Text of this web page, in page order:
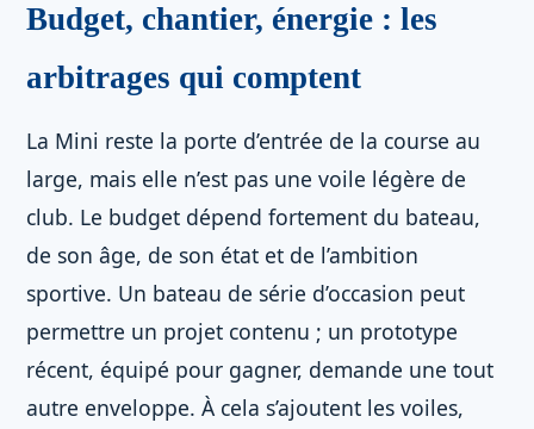
Budget, chantier, énergie : les
arbitrages qui comptent
La Mini reste la porte d’entrée de la course au
large, mais elle n’est pas une voile légère de
club. Le budget dépend fortement du bateau,
de son âge, de son état et de l’ambition
sportive. Un bateau de série d’occasion peut
permettre un projet contenu ; un prototype
récent, équipé pour gagner, demande une tout
autre enveloppe. À cela s’ajoutent les voiles,